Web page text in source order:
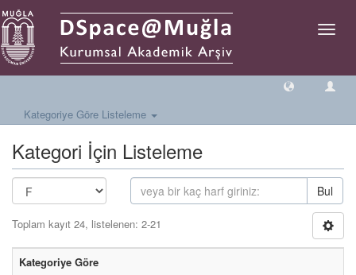
Geçiş
Kategoriye Göre Listeleme
Kategori İçin Listeleme
Bul
Toplam kayıt 24, listelenen: 2-21
Kategoriye Göre